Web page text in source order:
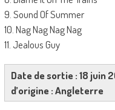
9. Sound Of Summer
10. Nag Nag Nag Nag
11. Jealous Guy
Date de sortie : 18 juin
d’origine : Angleterre